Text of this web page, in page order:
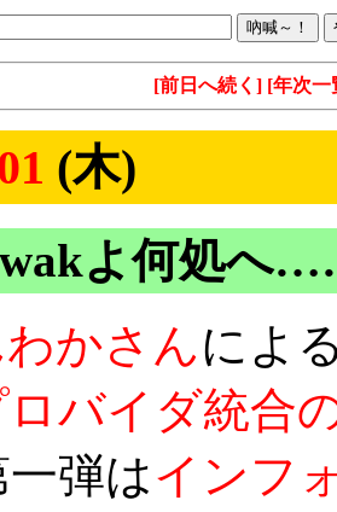
[前日へ続く] [年次一
(木)
よ何処へ
かさんによ
ロバイダ統合
一弾はインフ